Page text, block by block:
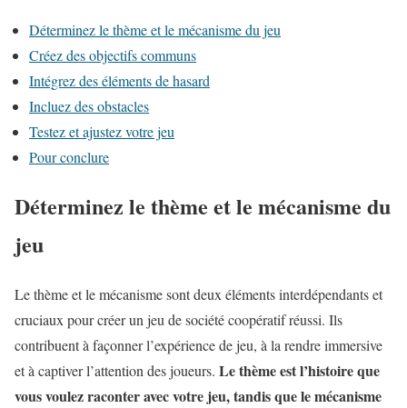
Déterminez le thème et le mécanisme du jeu
Créez des objectifs communs
Intégrez des éléments de hasard
Incluez des obstacles
Testez et ajustez votre jeu
Pour conclure
Déterminez le thème et le mécanisme du
jeu
Le thème et le mécanisme sont deux éléments interdépendants et
cruciaux pour créer un jeu de société coopératif réussi. Ils
contribuent à façonner l’expérience de jeu, à la rendre immersive
et à captiver l’attention des joueurs. Le thème est l’histoire que
vous voulez raconter avec votre jeu, tandis que le mécanisme